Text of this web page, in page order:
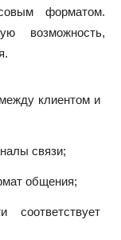
форматом.
возможность,
клиентом и
связи;
общения;
соответствует